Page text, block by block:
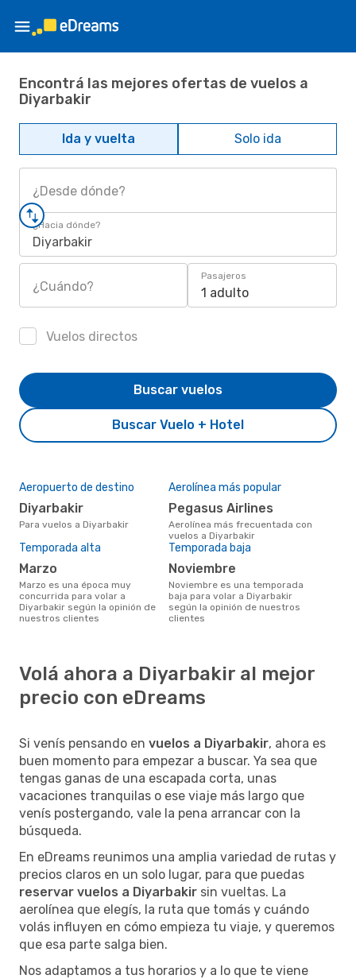
Encontrá las mejores ofertas de vuelos a
Diyarbakir
Ida y vuelta Solo ida
¿Desde dónde?
¿Hacia dónde?
Diyarbakir
¿Cuándo?
Pasajeros
1 adulto
Vuelos directos
Buscar Vuelo + Hotel
Buscar vuelos
Aeropuerto de destino
Diyarbakir
Para vuelos a Diyarbakir
Aerolínea más popular
Pegasus Airlines
Aerolínea más frecuentada con
vuelos a Diyarbakir
Temporada alta
marzo
marzo es una época muy
concurrida para volar a
Diyarbakir según la opinión de
nuestros clientes
Temporada baja
noviembre
noviembre es una temporada
baja para volar a Diyarbakir
según la opinión de nuestros
clientes
Volá ahora a Diyarbakir al mejor
precio con eDreams
Si venís pensando en vuelos a Diyarbakir, ahora es
buen momento para empezar a buscar. Ya sea que
tengas ganas de una escapada corta, unas
vacaciones tranquilas o ese viaje más largo que
venís postergando, vale la pena arrancar con la
búsqueda.
En eDreams reunimos una amplia variedad de rutas y
precios claros en un solo lugar, para que puedas
reservar vuelos a Diyarbakir sin vueltas. La
aerolínea que elegís, la ruta que tomás y cuándo
volás influyen en cómo empieza tu viaje, y queremos
que esa parte salga bien.
Nos adaptamos a tus horarios y a lo que te viene